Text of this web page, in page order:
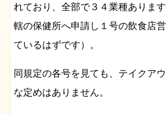
れており、全部で３４業種ありま
轄の保健所へ申請し１号の飲食店
ているはずです）。
同規定の各号を見ても、テイクア
な定めはありません。